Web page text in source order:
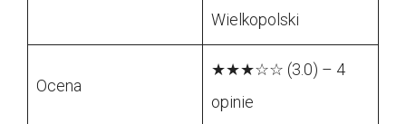
Wielkopolski
Ocena
★★★☆☆ (3.0) – 4
opinie